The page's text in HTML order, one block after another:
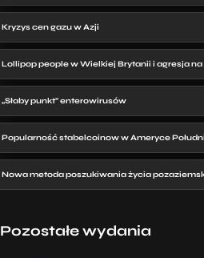
Kryzys cen gazu w Azji
Lollipop people w Wielkiej Brytanii i agresja
„Słaby punkt” enterowirusów
Popularność stabelcoinow w Ameryce
Nowa metoda poszukiwania życia
Pozostałe wydania